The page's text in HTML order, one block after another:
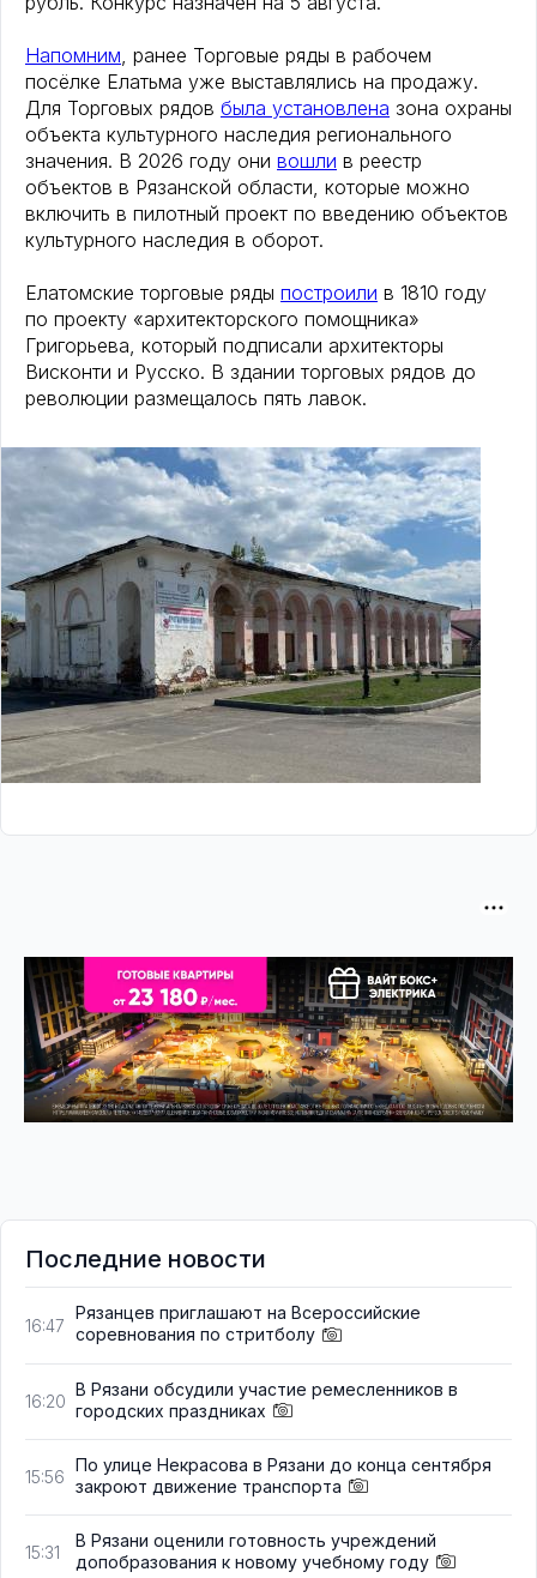
Напомним, ранее Торговые ряды в рабочем
посёлке Елатьма уже выставлялись на продажу.
Для Торговых рядов была установлена зона охраны
объекта культурного наследия регионального
значения. В 2026 году они вошли в реестр
объектов в Рязанской области, которые можно
включить в пилотный проект по введению объектов
культурного наследия в оборот.
Елатомские торговые ряды построили в 1810 году
по проекту «архитекторского помощника»
Григорьева, который подписали архитекторы
Висконти и Русско. В здании торговых рядов до
революции размещалось пять лавок.
Последние новости
16:47
Рязанцев приглашают на Всероссийские
соревнования по стритболу
16:20
В Рязани обсудили участие ремесленников в
городских праздниках
15:56
По улице Некрасова в Рязани до конца сентября
закроют движение транспорта
15:31
В Рязани оценили готовность учреждений
допобразования к новому учебному году